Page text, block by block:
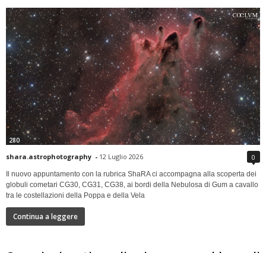
280
shara.astrophotography - 12 Luglio 2026 0
Il nuovo appuntamento con la rubrica ShaRA ci accompagna alla scoperta dei
globuli cometari CG30, CG31, CG38, ai bordi della Nebulosa di Gum a cavallo
tra le costellazioni della Poppa e della Vela
Continua a leggere